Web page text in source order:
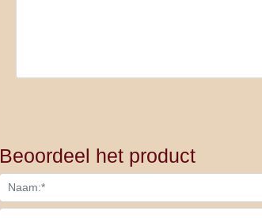
Beoordeel het product